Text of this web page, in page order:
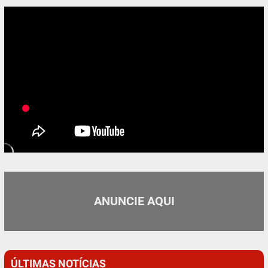
ANUNCIE AQUI
ÚLTIMAS NOTÍCIAS